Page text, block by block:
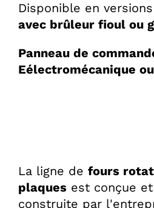
Disponible en versions
avec brûleur fioul ou
Panneau de
Eélectromécanique
La ligne de fours
plaques est conçue
construite par